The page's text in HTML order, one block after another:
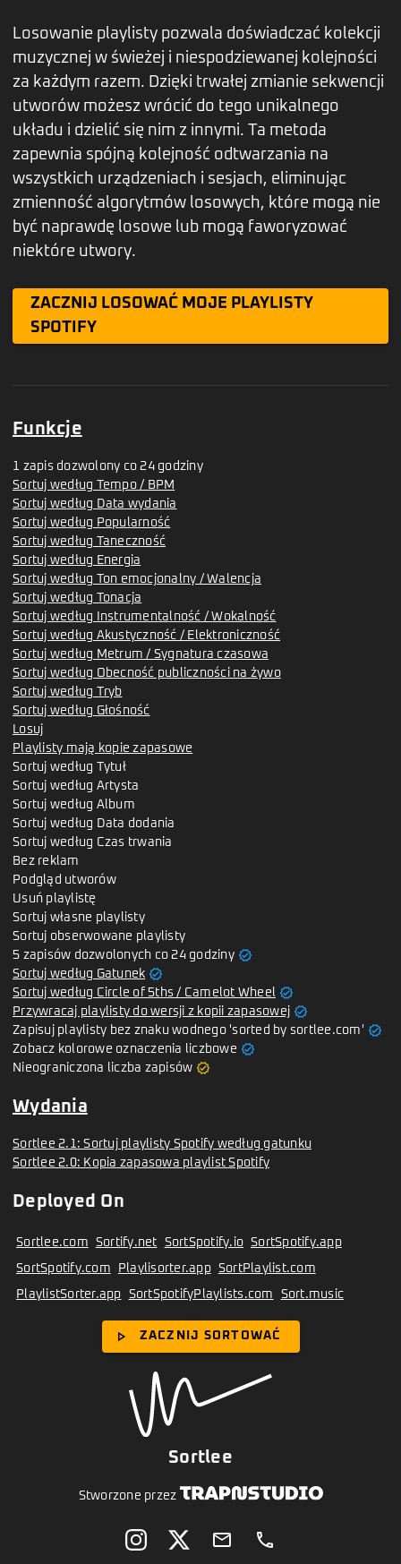
Losowanie playlisty pozwala doświadczać kolekcji
muzycznej w świeżej i niespodziewanej kolejności
za każdym razem. Dzięki trwałej zmianie sekwencji
utworów możesz wrócić do tego unikalnego
układu i dzielić się nim z innymi. Ta metoda
zapewnia spójną kolejność odtwarzania na
wszystkich urządzeniach i sesjach, eliminując
zmienność algorytmów losowych, które mogą nie
być naprawdę losowe lub mogą faworyzować
niektóre utwory.
ZACZNIJ LOSOWAĆ MOJE PLAYLISTY
SPOTIFY
Funkcje
1 zapis dozwolony co 24 godziny
Sortuj według Tempo / BPM
Sortuj według Data wydania
Sortuj według Popularność
Sortuj według Taneczność
Sortuj według Energia
Sortuj według Ton emocjonalny / Walencja
Sortuj według Tonacja
Sortuj według Instrumentalność / Wokalność
Sortuj według Akustyczność / Elektroniczność
Sortuj według Metrum / Sygnatura czasowa
Sortuj według Obecność publiczności na żywo
Sortuj według Tryb
Sortuj według Głośność
Losuj
Playlisty mają kopie zapasowe
Sortuj według Tytuł
Sortuj według Artysta
Sortuj według Album
Sortuj według Data dodania
Sortuj według Czas trwania
Bez reklam
Podgląd utworów
Usuń playlistę
Sortuj własne playlisty
Sortuj obserwowane playlisty
5 zapisów dozwolonych co 24 godziny verified
Sortuj według Gatunek verified
Sortuj według Circle of 5ths / Camelot Wheel verified
Przywracaj playlisty do wersji z kopii zapasowej verified
Zapisuj playlisty bez znaku wodnego 'sorted by sortlee.com' verified
Zobacz kolorowe oznaczenia liczbowe verified
Nieograniczona liczba zapisów verified
Wydania
Sortlee 2.1: Sortuj playlisty Spotify według gatunku
Sortlee 2.0: Kopia zapasowa playlist Spotify
Deployed On
Sortlee.com Sortify.net SortSpotify.io SortSpotify.app
SortSpotify.com Playlisorter.app SortPlaylist.com
PlaylistSorter.app SortSpotifyPlaylists.com Sort.music
play_arrow ZACZNIJ SORTOWAĆ
Sortlee
Stworzone przez
email phone